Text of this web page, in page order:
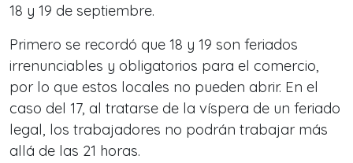
18 y 19 de septiembre.
Primero se recordó que 18 y 19 son feriados
irrenunciables y obligatorios para el comercio,
por lo que estos locales no pueden abrir. En el
caso del 17, al tratarse de la víspera de un feriado
legal, los trabajadores no podrán trabajar más
allá de las 21 horas.